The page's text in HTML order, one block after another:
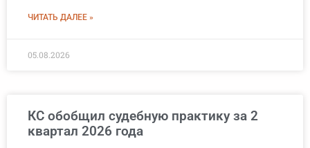
ЧИТАТЬ ДАЛЕЕ »
05.08.2026
КС обобщил судебную практику за 2
квартал 2026 года